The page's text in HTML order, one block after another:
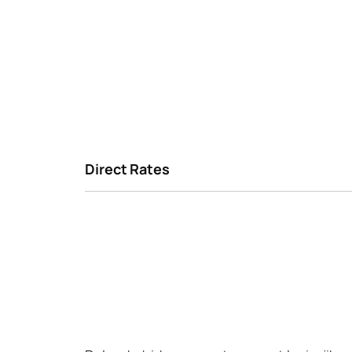
Direct Rates